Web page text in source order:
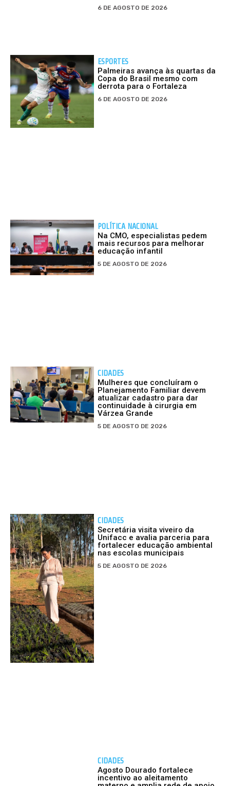
6 DE AGOSTO DE 2026
ESPORTES
Palmeiras avança às quartas da
Copa do Brasil mesmo com
derrota para o Fortaleza
6 DE AGOSTO DE 2026
POLÍTICA NACIONAL
Na CMO, especialistas pedem
mais recursos para melhorar
educação infantil
5 DE AGOSTO DE 2026
CIDADES
Mulheres que concluíram o
Planejamento Familiar devem
atualizar cadastro para dar
continuidade à cirurgia em
Várzea Grande
5 DE AGOSTO DE 2026
CIDADES
Secretária visita viveiro da
Unifacc e avalia parceria para
fortalecer educação ambiental
nas escolas municipais
5 DE AGOSTO DE 2026
CIDADES
Agosto Dourado fortalece
incentivo ao aleitamento